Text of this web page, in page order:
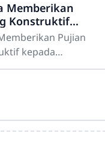
Memberikan
Konstruktif
Pujian
kepada
salah satu